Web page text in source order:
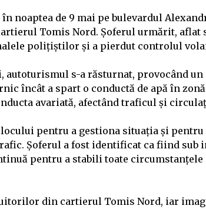
noaptea de 9 mai pe bulevardul
Tomis Nord. Șoferul urmărit, aflat
polițiștilor și a pierdut controlul
s-a răsturnat, provocând
încât a spart o conductă de apă în
avariată, afectând traficul și
pentru a gestiona situația și pentru
Șoferul a fost identificat ca fiind sub
pentru a stabili toate
din cartierul Tomis Nord, iar